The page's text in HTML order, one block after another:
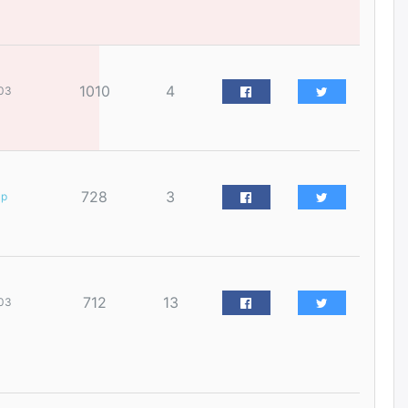
өчигдѳр
Орон сууц, нийтийн аж ахуй,
авто зам, тохижилт
холбоотой ГОМДОЛ их байгааг
суулгана гэх мэтээр дарамталдаг
1010 4
728 3
712 13